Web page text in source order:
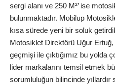
sergi alanı ve 250 M²’ ise
bulunmaktadır. Mobilup
kısa sürede yeni bir soluk
Motosiklet Direktörü Uğur Ertuğ,
geçmişi ile çıktığımız bu yolda
lider markalarını temsil etmek
sorumluluğun bilincinde